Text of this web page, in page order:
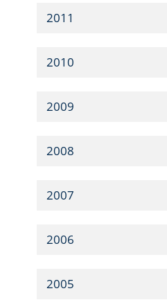
2011
2010
2009
2008
2007
2006
2005